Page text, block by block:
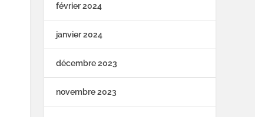
février 2024
janvier 2024
décembre 2023
novembre 2023